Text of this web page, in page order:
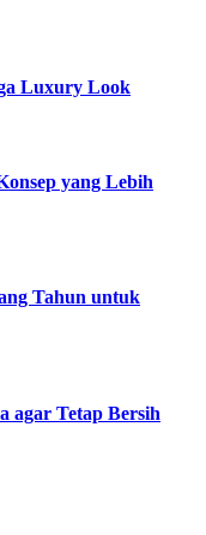
Luxury Look
yang Lebih
Tahun untuk
agar Tetap Bersih